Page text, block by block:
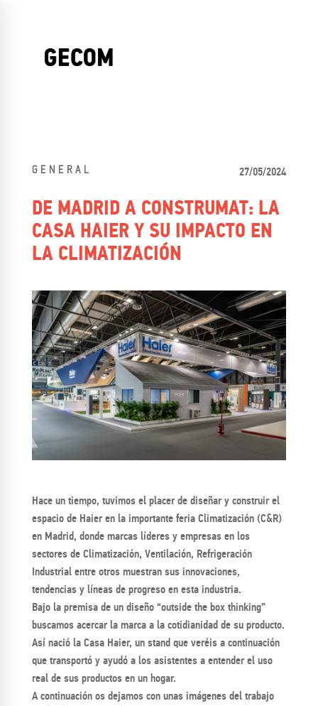
GENERAL 27/05/2024
DE MADRID A CONSTRUMAT: LA
CASA HAIER Y SU IMPACTO EN
LA CLIMATIZACIÓN
Hace un tiempo, tuvimos el placer de diseñar y construir el
espacio de Haier en la importante feria Climatización (C&R)
en Madrid, donde marcas líderes y empresas en los
sectores de Climatización, Ventilación, Refrigeración
Industrial entre otros muestran sus innovaciones,
tendencias y líneas de progreso en esta industria.
Bajo la premisa de un diseño “outside the box thinking”
buscamos acercar la marca a la cotidianidad de su producto.
Así nació la Casa Haier, un stand que veréis a continuación
que transportó y ayudó a los asistentes a entender el uso
real de sus productos en un hogar.
A continuación os dejamos con unas imágenes del trabajo